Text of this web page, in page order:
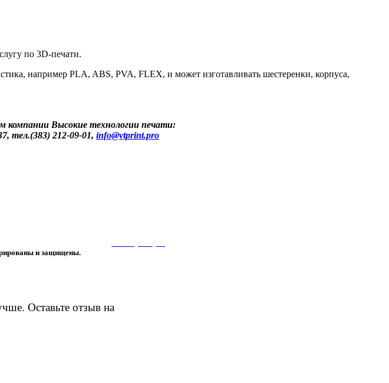
по 3D-печати.
например PLA, ABS, PVA, FLEX, и может изготавливать шестеренки, корпуса,
компании Высокие технологии печати:
тел.(383) 212-09-01, info@vtprint.pro
и защищены.
Оставьте отзыв на